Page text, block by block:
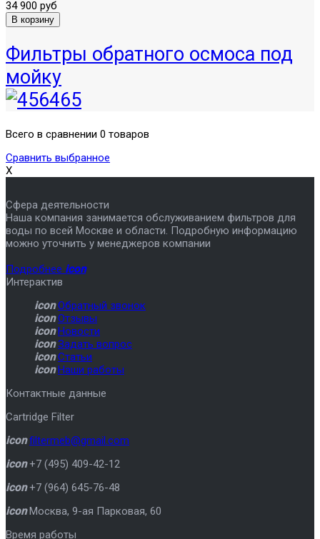
34 900 руб
Фильтры обратного осмоса под
мойку
Всего в сравнении 0 товаров
Сравнить выбранное
X
Сфера деятельности
Наша компания занимается обслуживанием фильтров для
воды по всей Москве и области. Подробную информацию
можно уточнить у менеджеров компании
Подробнее icon
Интерактив
icon Обратный звонок
icon Отзывы
icon Новости
icon Задать вопрос
icon Статьи
icon Наши работы
Контактные данные
Cartridge Filter
icon filtermeb@gmail.com
icon +7 (495) 409-42-12
icon +7 (964) 645-76-48
icon Москва, 9-ая Парковая, 60
Время работы